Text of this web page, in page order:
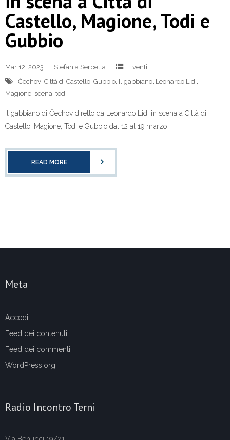
Castello, Magione, Todi e
Gubbio
Mar 12, 2023 Stefania Serpetta
Eventi
Čechov Città di Castello Gubbio Il gabbiano Leonardo Lidi
Magione scena todi
Il gabbiano di Čechov diretto da Leonardo Lidi in scena a Città di
Castello, Magione, Todi e Gubbio dal 12 al 19 marzo
READ MORE
Meta
Accedi
Feed dei contenuti
Feed dei commenti
WordPress.org
Radio Incontro Terni